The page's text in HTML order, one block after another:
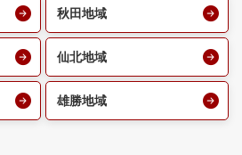
秋田地域
仙北地域
雄勝地域